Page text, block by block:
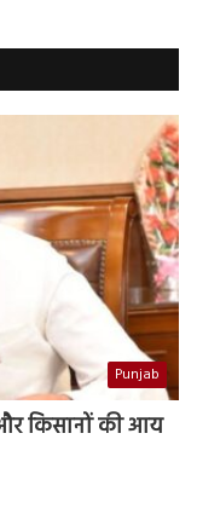
Punjab
किसानों की आय